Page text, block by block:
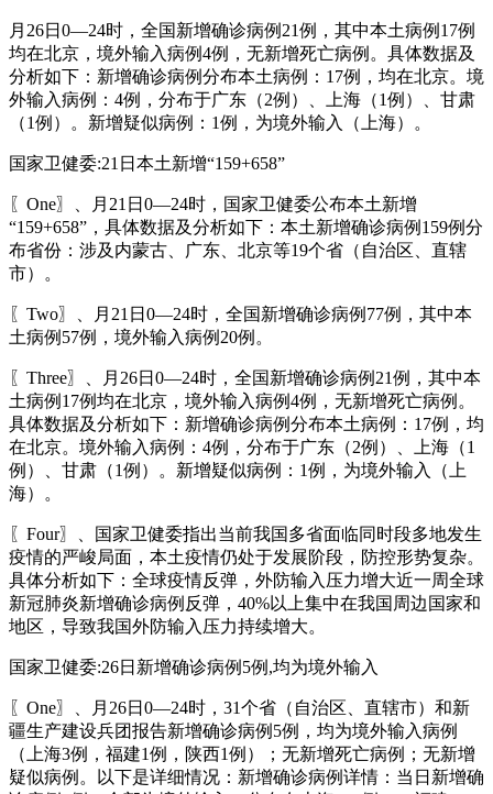
月26日0—24时，全国新增确诊病例21例，其中本土病例17例
均在北京，境外输入病例4例，无新增死亡病例。具体数据及
分析如下：新增确诊病例分布本土病例：17例，均在北京。境
外输入病例：4例，分布于广东（2例）、上海（1例）、甘肃
（1例）。新增疑似病例：1例，为境外输入（上海）。
国家卫健委:21日本土新增“159+658”
〖One〗、月21日0—24时，国家卫健委公布本土新增
“159+658”，具体数据及分析如下：本土新增确诊病例159例分
布省份：涉及内蒙古、广东、北京等19个省（自治区、直辖
市）。
〖Two〗、月21日0—24时，全国新增确诊病例77例，其中本
土病例57例，境外输入病例20例。
〖Three〗、月26日0—24时，全国新增确诊病例21例，其中本
土病例17例均在北京，境外输入病例4例，无新增死亡病例。
具体数据及分析如下：新增确诊病例分布本土病例：17例，均
在北京。境外输入病例：4例，分布于广东（2例）、上海（1
例）、甘肃（1例）。新增疑似病例：1例，为境外输入（上
海）。
〖Four〗、国家卫健委指出当前我国多省面临同时段多地发生
疫情的严峻局面，本土疫情仍处于发展阶段，防控形势复杂。
具体分析如下：全球疫情反弹，外防输入压力增大近一周全球
新冠肺炎新增确诊病例反弹，40%以上集中在我国周边国家和
地区，导致我国外防输入压力持续增大。
国家卫健委:26日新增确诊病例5例,均为境外输入
〖One〗、月26日0—24时，31个省（自治区、直辖市）和新
疆生产建设兵团报告新增确诊病例5例，均为境外输入病例
（上海3例，福建1例，陕西1例）；无新增死亡病例；无新增
疑似病例。以下是详细情况：新增确诊病例详情：当日新增确